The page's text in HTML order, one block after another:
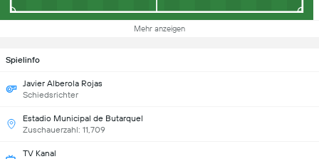
Mehr anzeigen
Spielinfo
Javier Alberola Rojas
Schiedsrichter
Estadio Municipal de Butarquel
Zuschauerzahl: 11,709
TV Kanal